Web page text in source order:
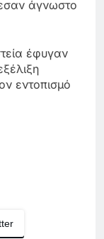
άγνωστο
έφυγαν
εντοπισμό